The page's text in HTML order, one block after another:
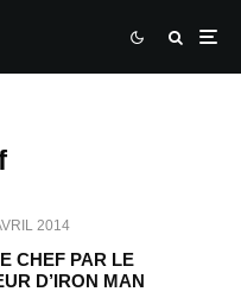
2014
CHEF PAR LE
D’IRON MAN